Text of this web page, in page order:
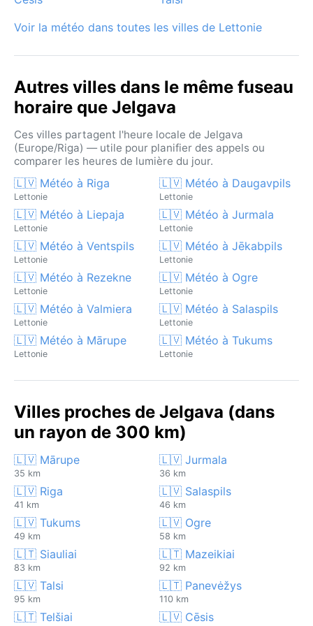
du printemps surprennent encore les jardins.
Voir la météo dans toutes les villes de Lettonie
Autres villes dans le même fuseau
horaire que Jelgava
Ces villes partagent l'heure locale de Jelgava
(Europe/Riga) — utile pour planifier des appels ou
comparer les heures de lumière du jour.
🇱🇻 Météo à Riga
Lettonie
🇱🇻 Météo à Daugavpils
Lettonie
🇱🇻 Météo à Liepaja
Lettonie
🇱🇻 Météo à Jurmala
Lettonie
🇱🇻 Météo à Ventspils
Lettonie
🇱🇻 Météo à Jēkabpils
Lettonie
🇱🇻 Météo à Rezekne
Lettonie
🇱🇻 Météo à Ogre
Lettonie
🇱🇻 Météo à Valmiera
Lettonie
🇱🇻 Météo à Salaspils
Lettonie
🇱🇻 Météo à Mārupe
Lettonie
🇱🇻 Météo à Tukums
Lettonie
Villes proches de Jelgava (dans
un rayon de 300 km)
🇱🇻 Mārupe
35 km
🇱🇻 Jurmala
36 km
🇱🇻 Riga
41 km
🇱🇻 Salaspils
46 km
🇱🇻 Tukums
49 km
🇱🇻 Ogre
58 km
🇱🇹 Siauliai
83 km
🇱🇹 Mazeikiai
92 km
🇱🇻 Talsi
95 km
🇱🇹 Panevėžys
110 km
🇱🇹 Telšiai 🇱🇻 Cēsis